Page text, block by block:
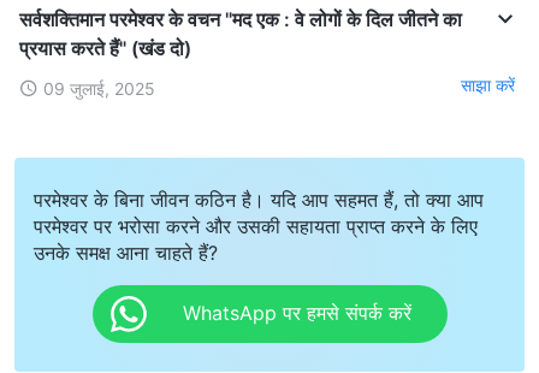
सर्वशक्तिमान परमेश्वर के वचन "मद एक : वे लोगों के दिल जीतने का
प्रयास करते हैं" (खंड दो)
09 जुलाई, 2025 साझा करें
परमेश्वर के बिना जीवन कठिन है। यदि आप सहमत हैं, तो क्या आप
परमेश्वर पर भरोसा करने और उसकी सहायता प्राप्त करने के लिए
उनके समक्ष आना चाहते हैं?
WhatsApp पर हमसे संपर्क करें